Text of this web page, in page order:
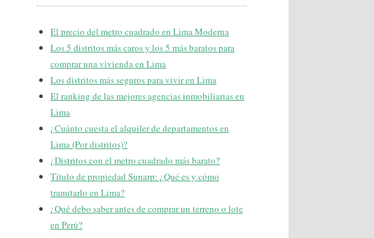
El precio del metro cuadrado en Lima Moderna
Los 5 distritos más caros y los 5 más baratos para
comprar una vivienda en Lima
Los distritos más seguros para vivir en Lima
El ranking de las mejores agencias inmobiliarias en
Lima
¿Cuánto cuesta el alquiler de departamentos en
Lima (Por distritos)?
¿Distritos con el metro cuadrado más barato?
Título de propiedad Sunarp: ¿Qué es y cómo
tramitarlo en Lima?
¿Qué debo saber antes de comprar un terreno o lote
en Perú?